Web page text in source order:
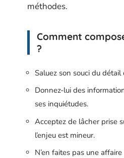
méthodes.
Comment
?
Saluez son souci du
Donnez-lui des
ses inquiétudes.
Acceptez de lâcher prise
l’enjeu est mineur.
N’en faites pas une